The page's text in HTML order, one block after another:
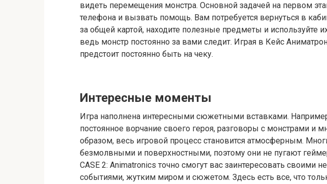
видеть перемещения монстра. Основной задачей на первом
телефона и вызвать помощь. Вам потребуется вернуться в
за общей картой, находите полезные предметы и используйте
ведь монстр постоянно за вами следит. Играя в Кейс
предстоит постоянно быть на чеку.
Интересные моменты
Игра наполнена интересными сюжетными вставками.
постоянное ворчание своего героя, разговоры с монстрами и
образом, весь игровой процесс становится атмосферным.
безмолвными и поверхностными, поэтому они не пугают
CASE 2: Animatronics точно смогут вас заинтересовать своими
событиями, жутким миром и сюжетом. Здесь есть все, что